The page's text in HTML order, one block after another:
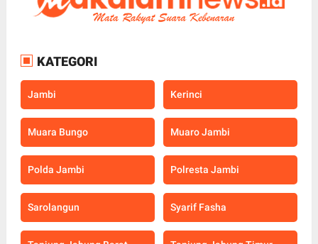
KATEGORI
Jambi Kerinci
Muara Bungo Muaro Jambi
Polda Jambi Polresta Jambi
Sarolangun Syarif Fasha